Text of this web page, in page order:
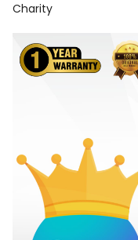
Charity